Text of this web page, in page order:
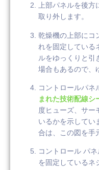
上部パネルを後方
取り外します。
乾燥機の上部にコ
れを固定している
ルをゆっくりと引
場合もあるので、
コントロールパネ
まれた技術配線シ
度ヒューズ、サー
いるかを示してい
合は、この図を手
コントロール パ
を固定しているネ